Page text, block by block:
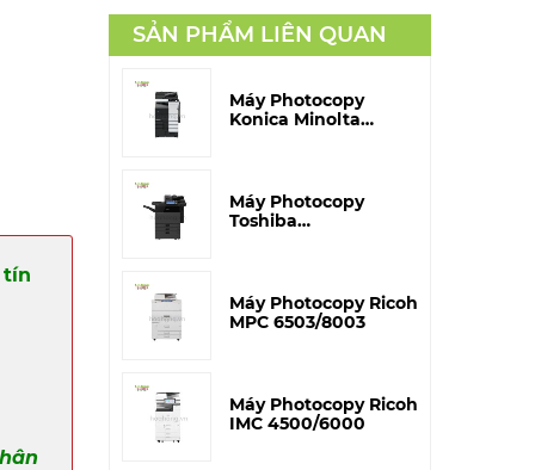
tín
SẢN PHẨM LIÊN QUAN
Máy Photocopy
Konica Minolta
Máy Photocopy
Toshiba
Máy Photocopy Ricoh
MPC 6503/8003
Máy Photocopy Ricoh
IMC 4500/6000